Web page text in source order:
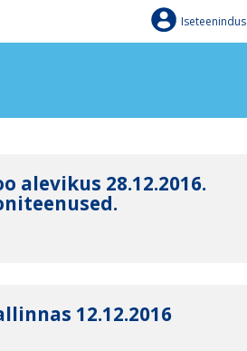
Iseteenindus
alevikus 28.12.2016.
12.12.2016